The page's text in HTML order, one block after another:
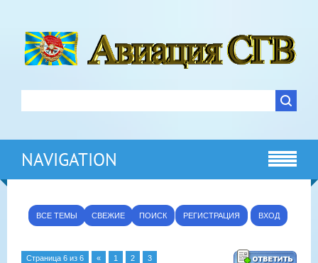
NAVIGATION
ВСЕ ТЕМЫ СВЕЖИЕ ПОИСК РЕГИСТРАЦИЯ ВХОД
Страница 6 из 6 « 1 2 3